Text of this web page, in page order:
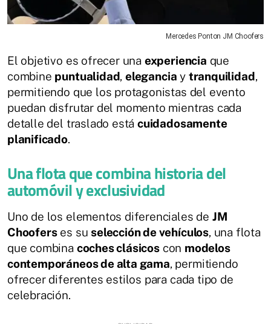
Mercedes Ponton JM Choofers
El objetivo es ofrecer una experiencia que
combine puntualidad,elegancia y tranquilidad,
permitiendo que los protagonistas del evento
puedan disfrutar del momento mientras cada
detalle del traslado estácuidadosamente
planificado.
Una flota que combina historia del
automóvil y exclusividad
Uno de los elementos diferenciales de JM
Chooferses suselección de vehículos, una flota
que combina coches clásicoscon modelos
contemporáneos de alta gama, permitiendo
ofrecer diferentes estilos para cada tipo de
celebración.